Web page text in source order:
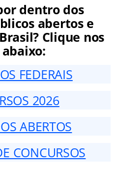
dentro dos
abertos e
Clique nos
FEDERAIS
2026
ABERTOS
CONCURSOS